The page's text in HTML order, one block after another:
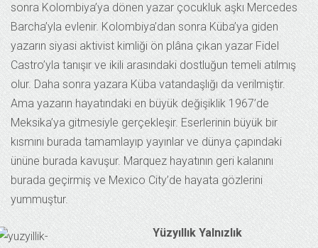
sonra Kolombiya’ya dönen yazar çocukluk aşkı Mercedes
Barcha’yla evlenir. Kolombiya’dan sonra Küba’ya giden
yazarın siyasi aktivist kimliği ön plâna çıkan yazar Fidel
Castro’yla tanışır ve ikili arasındaki dostluğun temeli atılmış
olur. Daha sonra yazara Küba vatandaşlığı da verilmiştir.
Ama yazarın hayatındaki en büyük değişiklik 1967’de
Meksika’ya gitmesiyle gerçekleşir. Eserlerinin büyük bir
kısmını burada tamamlayıp yayınlar ve dünya çapındaki
ününe burada kavuşur. Marquez hayatının geri kalanını
burada geçirmiş ve Mexico City’de hayata gözlerini
yummuştur.
Yüzyıllık Yalnızlık